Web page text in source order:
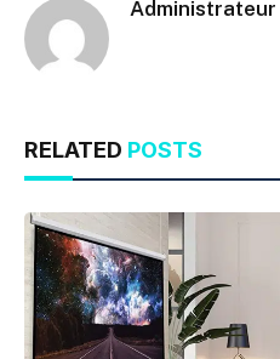
Administrateur
RELATED POSTS